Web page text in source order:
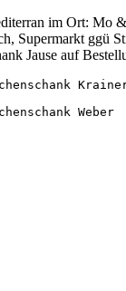
im Ort: Mo
Supermarkt ggü
Jause auf
Weber